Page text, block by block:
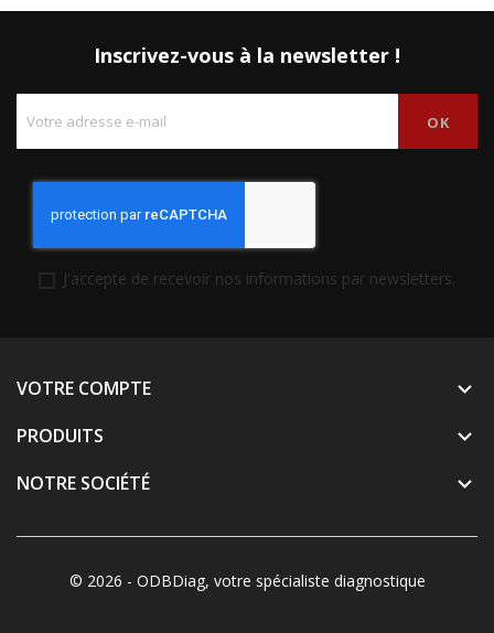
Inscrivez-vous à la newsletter !
J'accepte de recevoir nos informations par newsletters.
VOTRE COMPTE 
PRODUITS 
NOTRE SOCIÉTÉ 
© 2026 - ODBDiag, votre spécialiste diagnostique